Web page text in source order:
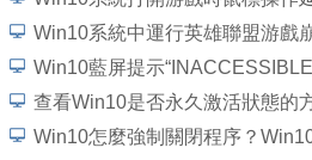
查看Win10是否永久激活狀態的
Win10怎麼強制關閉程序？